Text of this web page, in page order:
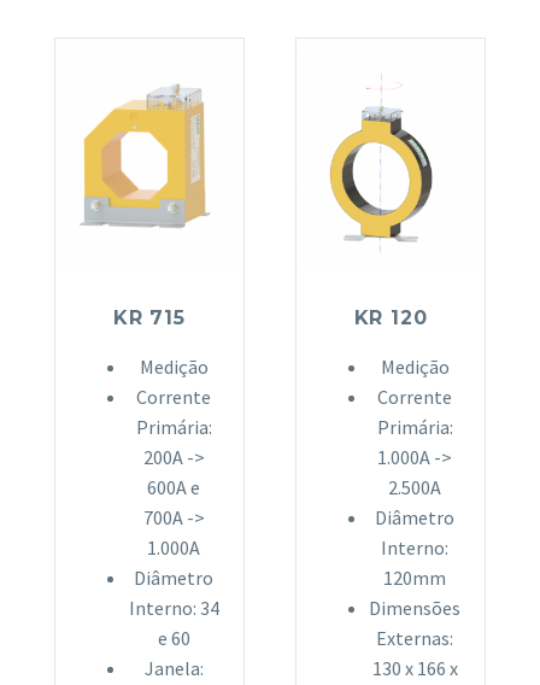
KR 715
Medição
Corrente
Primária:
200A ->
600A e
700A ->
1.000A
Diâmetro
Interno: 34
e 60
Janela:
KR 120
Medição
Corrente
Primária:
1.000A ->
2.500A
Diâmetro
Interno:
120mm
Dimensões
Externas:
130 x 166 x